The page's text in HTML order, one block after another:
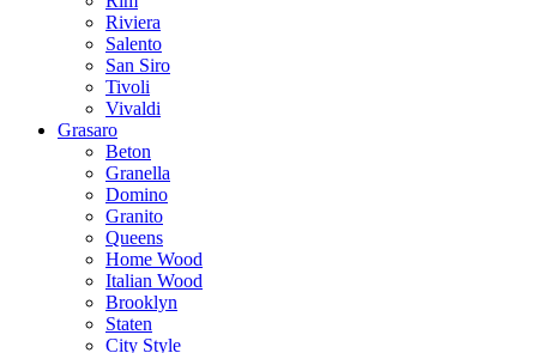
Riviera
Salento
San Siro
Tivoli
Vivaldi
Grasaro
Beton
Granella
Domino
Granito
Queens
Home Wood
Italian Wood
Brooklyn
Staten
City Style